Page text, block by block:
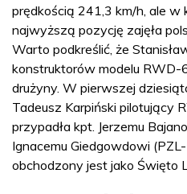
prędkością 241,3 km/h, ale w
najwyższą pozycję zajęła
Warto podkreślić, że
konstruktorów modelu RWD-
drużyny. W pierwszej
Tadeusz Karpiński pilotujący
przypadła kpt. Jerzemu
Ignacemu Giedgowdowi
obchodzony jest jako Święto